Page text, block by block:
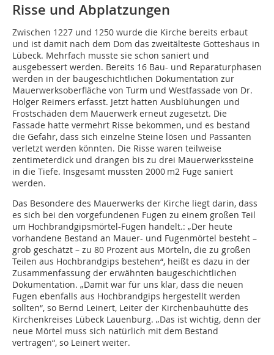
Risse und Abplatzungen
Zwischen 1227 und 1250 wurde die Kirche bereits erbaut
und ist damit nach dem Dom das zweitälteste Gotteshaus in
Lübeck. Mehrfach musste sie schon saniert und
ausgebessert werden. Bereits 16 Bau- und Reparaturphasen
werden in der baugeschichtlichen Dokumentation zur
Mauerwerksoberfläche von Turm und Westfassade von Dr.
Holger Reimers erfasst. Jetzt hatten Ausblühungen und
Frostschäden dem Mauerwerk erneut zugesetzt. Die
Fassade hatte vermehrt Risse bekommen, und es bestand
die Gefahr, dass sich einzelne Steine lösen und Passanten
verletzt werden könnten. Die Risse waren teilweise
zentimeterdick und drangen bis zu drei Mauerwerkssteine
in die Tiefe. Insgesamt mussten 2000 m2 Fuge saniert
werden.
Das Besondere des Mauerwerks der Kirche liegt darin, dass
es sich bei den vorgefundenen Fugen zu einem großen Teil
um Hochbrandgipsmörtel-Fugen handelt.: „Der heute
vorhandene Bestand an Mauer- und Fugenmörtel besteht –
grob geschätzt – zu 80 Prozent aus Mörteln, die zu großen
Teilen aus Hochbrandgips bestehen“, heißt es dazu in der
Zusammenfassung der erwähnten baugeschichtlichen
Dokumentation. „Damit war für uns klar, dass die neuen
Fugen ebenfalls aus Hochbrandgips hergestellt werden
sollten“, so Bernd Leinert, Leiter der Kirchenbauhütte des
Kirchenkreises Lübeck Lauenburg. „Das ist wichtig, denn der
neue Mörtel muss sich natürlich mit dem Bestand
vertragen“, so Leinert weiter.